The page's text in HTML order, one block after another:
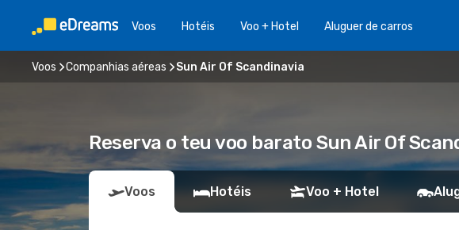
Voos Hotéis Voo + Hotel Aluguer de carros
Voos Companhias aéreas Sun Air Of Scandinavia
Reserva o teu voo barato Sun Air Of
Voos Hotéis Voo + Hotel